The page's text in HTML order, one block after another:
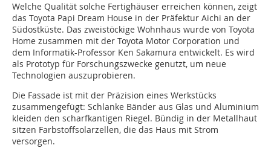
Welche Qualität solche Fertighäuser erreichen können, zeigt
das Toyota Papi Dream House in der Präfektur Aichi an der
Südostküste. Das zweistöckige Wohnhaus wurde von Toyota
Home zusammen mit der Toyota Motor Corporation und
dem Informatik-Professor Ken Sakamura entwickelt. Es wird
als Prototyp für Forschungszwecke genutzt, um neue
Technologien auszuprobieren.
Die Fassade ist mit der Präzision eines Werkstücks
zusammengefügt: Schlanke Bänder aus Glas und Aluminium
kleiden den scharfkantigen Riegel. Bündig in der Metallhaut
sitzen Farbstoffsolarzellen, die das Haus mit Strom
versorgen.